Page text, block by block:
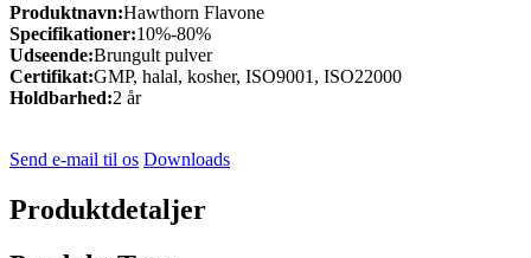
Produktnavn:Hawthorn Flavone
Specifikationer:10%-80%
Udseende:Brungult pulver
Certifikat:GMP, halal, kosher, ISO9001, ISO22000
Holdbarhed:2 år
Send e-mail til os Downloads
Produktdetaljer